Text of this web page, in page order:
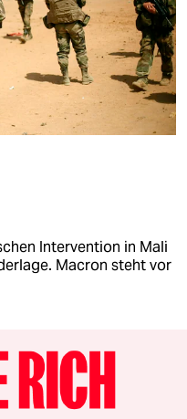
Intervention in Mali
­Macron steht vor